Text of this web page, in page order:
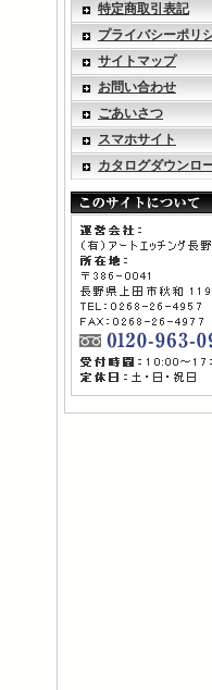
特定商取引表記
プライバシーポリ
サイトマップ
お問い合わせ
ごあいさつ
スマホサイト
カタログダウンロ